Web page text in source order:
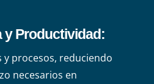
y Productividad:
procesos, reduciendo
necesarios en